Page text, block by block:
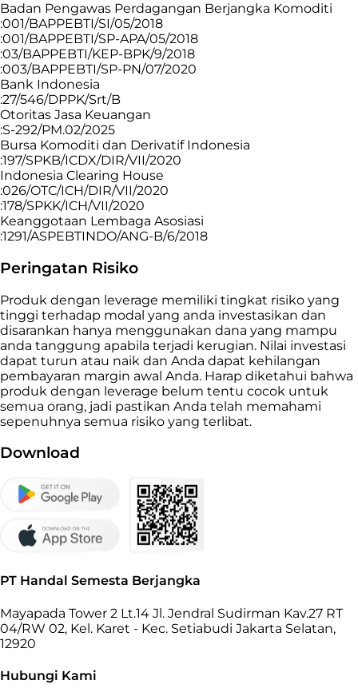
Badan Pengawas Perdagangan Berjangka Komoditi
:001/BAPPEBTI/SI/05/2018
:001/BAPPEBTI/SP-APA/05/2018
:03/BAPPEBTI/KEP-BPK/9/2018
:003/BAPPEBTI/SP-PN/07/2020
Bank Indonesia
:27/546/DPPK/Srt/B
Otoritas Jasa Keuangan
:S-292/PM.02/2025
Bursa Komoditi dan Derivatif Indonesia
:197/SPKB/ICDX/DIR/VII/2020
Indonesia Clearing House
:026/OTC/ICH/DIR/VII/2020
:178/SPKK/ICH/VII/2020
Keanggotaan Lembaga Asosiasi
:1291/ASPEBTINDO/ANG-B/6/2018
Peringatan Risiko
Produk dengan leverage memiliki tingkat risiko yang
tinggi terhadap modal yang anda investasikan dan
disarankan hanya menggunakan dana yang mampu
anda tanggung apabila terjadi kerugian. Nilai investasi
dapat turun atau naik dan Anda dapat kehilangan
pembayaran margin awal Anda. Harap diketahui bahwa
produk dengan leverage belum tentu cocok untuk
semua orang, jadi pastikan Anda telah memahami
sepenuhnya semua risiko yang terlibat.
Download
PT Handal Semesta Berjangka
Mayapada Tower 2 Lt.14 Jl. Jendral Sudirman Kav.27 RT
04/RW 02, Kel. Karet - Kec. Setiabudi Jakarta Selatan,
12920
Hubungi Kami